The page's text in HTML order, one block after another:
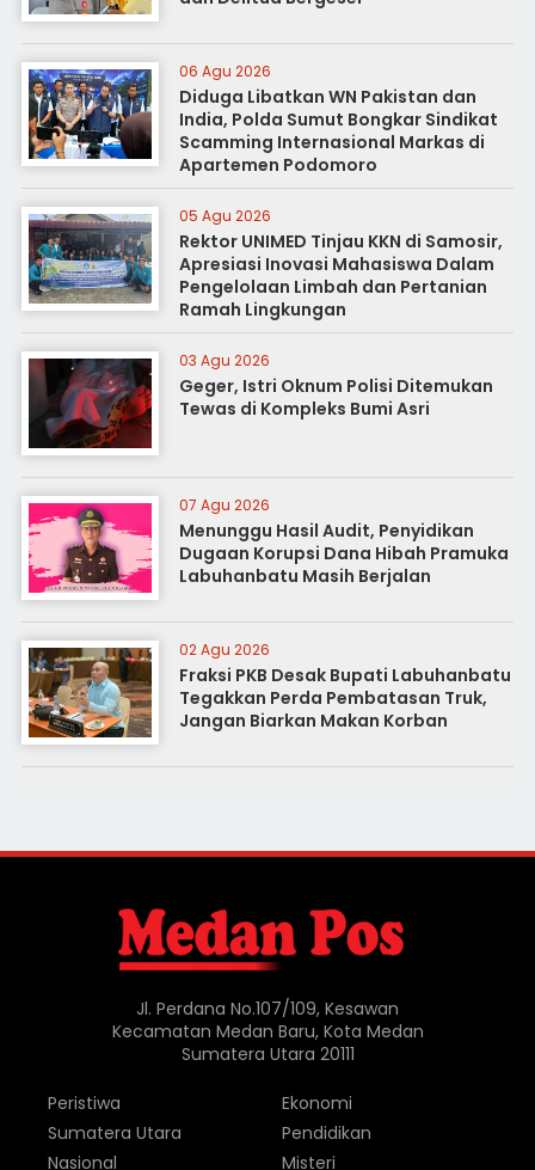
06 Agu 2026
Diduga Libatkan WN Pakistan dan
India, Polda Sumut Bongkar Sindikat
Scamming Internasional Markas di
Apartemen Podomoro
05 Agu 2026
Rektor UNIMED Tinjau KKN di Samosir,
Apresiasi Inovasi Mahasiswa Dalam
Pengelolaan Limbah dan Pertanian
Ramah Lingkungan
03 Agu 2026
Geger, Istri Oknum Polisi Ditemukan
Tewas di Kompleks Bumi Asri
07 Agu 2026
Menunggu Hasil Audit, Penyidikan
Dugaan Korupsi Dana Hibah Pramuka
Labuhanbatu Masih Berjalan
02 Agu 2026
Fraksi PKB Desak Bupati Labuhanbatu
Tegakkan Perda Pembatasan Truk,
Jangan Biarkan Makan Korban
Jl. Perdana No.107/109, Kesawan
Kecamatan Medan Baru, Kota Medan
Sumatera Utara 20111
Peristiwa
Sumatera Utara
Nasional
Ekonomi
Pendidikan
Misteri